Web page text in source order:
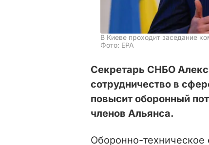
В Киеве проходит заседание
Фото: ЕРА
Секретарь СНБО
сотрудничество в
повысит оборонный
членов Альянса.
Оборонно-техническое